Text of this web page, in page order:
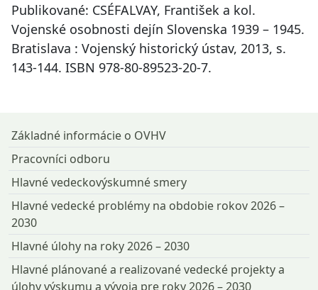
Publikované: CSÉFALVAY, František a kol.
Vojenské osobnosti dejín Slovenska 1939 – 1945.
Bratislava : Vojenský historický ústav, 2013, s.
143-144. ISBN 978-80-89523-20-7.
Základné informácie o OVHV
Pracovníci odboru
Hlavné vedeckovýskumné smery
Hlavné vedecké problémy na obdobie rokov 2026 –
2030
Hlavné úlohy na roky 2026 – 2030
Hlavné plánované a realizované vedecké projekty a
úlohy výskumu a vývoja pre roky 2026 – 2030